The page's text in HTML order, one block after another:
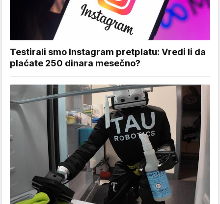
Testirali smo Instagram pretplatu: Vredi li da
plaćate 250 dinara mesečno?